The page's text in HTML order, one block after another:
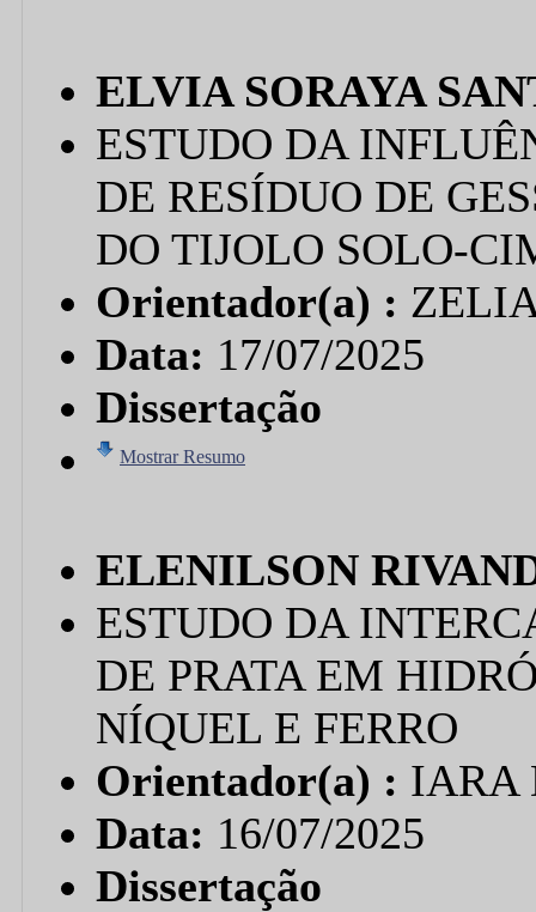
ELVIA SORAYA
ESTUDO DA
DE RESÍDUO DE
DO TIJOLO SOLO-
Orientador(a) :
Data: 17/07/2025
Dissertação
Mostrar Resumo
ELENILSON
ESTUDO DA
DE PRATA EM
NÍQUEL E FERRO
Orientador(a) : IARA
Data: 16/07/2025
Dissertação